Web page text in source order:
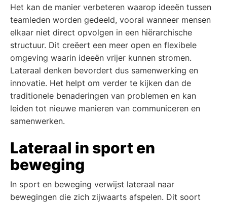
Het kan de manier verbeteren waarop ideeën tussen
teamleden worden gedeeld, vooral wanneer mensen
elkaar niet direct opvolgen in een hiërarchische
structuur. Dit creëert een meer open en flexibele
omgeving waarin ideeën vrijer kunnen stromen.
Lateraal denken bevordert dus samenwerking en
innovatie. Het helpt om verder te kijken dan de
traditionele benaderingen van problemen en kan
leiden tot nieuwe manieren van communiceren en
samenwerken.
Lateraal in sport en
beweging
In sport en beweging verwijst lateraal naar
bewegingen die zich zijwaarts afspelen. Dit soort